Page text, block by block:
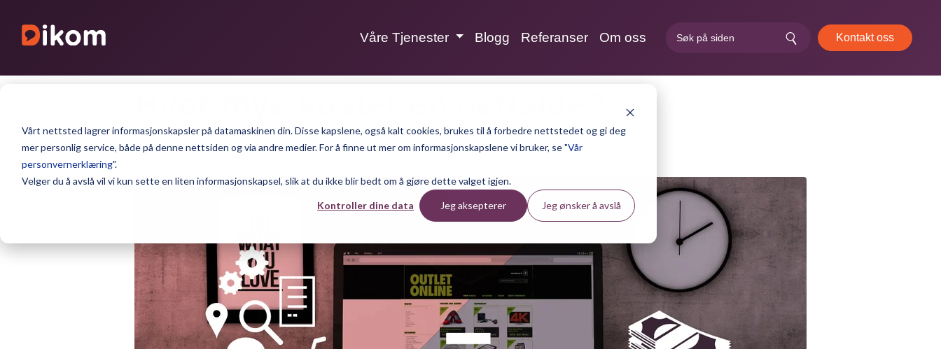
Vårt nettsted lagrer informasjonskapsler på datamaskinen din. Disse kapslene, også kalt cookies, brukes til å forbedre nettstedet og gi deg
mer personlig service, både på denne nettsiden og via andre medier. For å finne ut mer om informasjonskapslene vi bruker, se "Vår
personvernerklæring".
Velger du å avslå vil vi kun sette en liten informasjonskapsel, slik at du ikke blir bedt om å gjøre dette valget igjen.
Kontroller dine data Jeg aksepterer Jeg ønsker å avslå
Våre Tjenester Blogg Referanser Om oss Kontakt oss
Publisert 12. november 2018 | av Kjersti Bakke – 2 minutter lesetid.